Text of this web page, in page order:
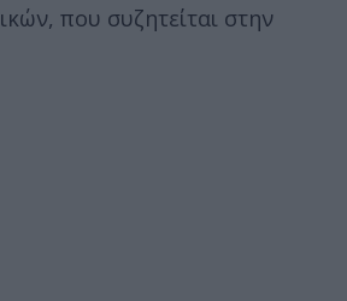
που συζητείται στην